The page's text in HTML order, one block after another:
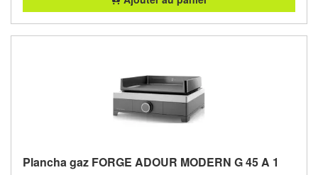
Plancha gaz FORGE ADOUR MODERN G 45 A 1